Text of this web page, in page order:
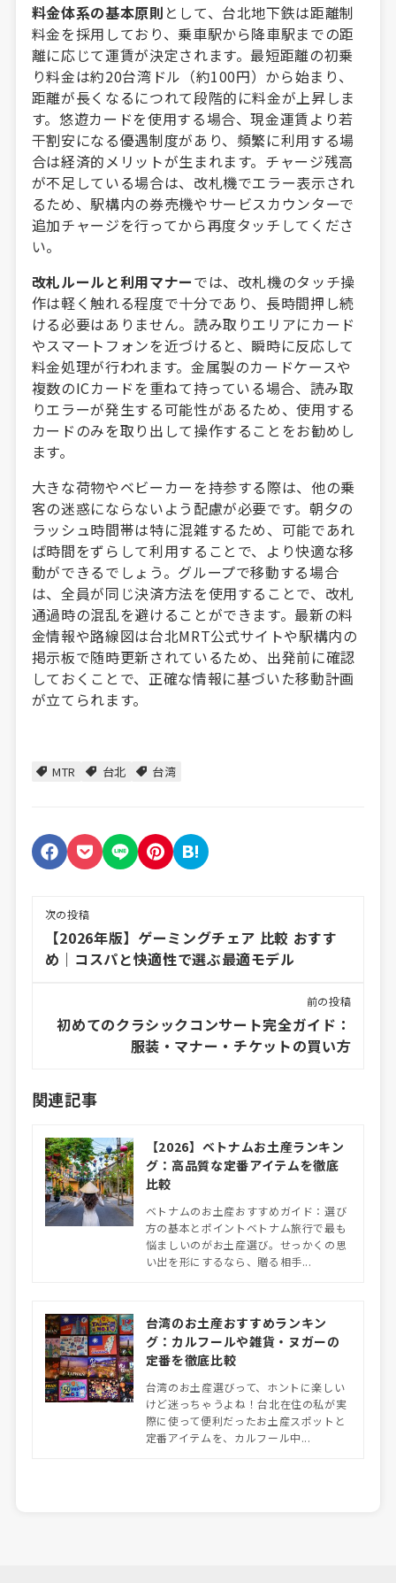
料金体系の基本原則 として、台北地下鉄は距離制
料金を採用しており、乗車駅から降車駅までの距
離に応じて運賃が決定されます。最短距離の初乗
り料金は約20台湾ドル（約100円）から始まり、
距離が長くなるにつれて段階的に料金が上昇しま
す。悠遊カードを使用する場合、現金運賃より若
干割安になる優遇制度があり、頻繁に利用する場
合は経済的メリットが生まれます。チャージ残高
が不足している場合は、改札機でエラー表示され
るため、駅構内の券売機やサービスカウンターで
追加チャージを行ってから再度タッチしてくださ
い。
改札ルールと利用マナーでは、改札機のタッチ操
作は軽く触れる程度で十分であり、長時間押し続
ける必要はありません。読み取りエリアにカード
やスマートフォンを近づけると、瞬時に反応して
料金処理が行われます。金属製のカードケースや
複数のICカードを重ねて持っている場合、読み取
りエラーが発生する可能性があるため、使用する
カードのみを取り出して操作することをお勧めし
ます。
大きな荷物やベビーカーを持参する際は、他の乗
客の迷惑にならないよう配慮が必要です。朝夕の
ラッシュ時間帯は特に混雑するため、可能であれ
ば時間をずらして利用することで、より快適な移
動ができるでしょう。グループで移動する場合
は、全員が同じ決済方法を使用することで、改札
通過時の混乱を避けることができます。最新の料
金情報や路線図は台北MRT公式サイトや駅構内の
掲示板で随時更新されているため、出発前に確認
しておくことで、正確な情報に基づいた移動計画
が立てられます。
MTR 台北 台湾
次の投稿
【2026年版】ゲーミングチェア 比較 おすす
め｜コスパと快適性で選ぶ最適モデル
前の投稿
初めてのクラシックコンサート完全ガイド：
服装・マナー・チケットの買い方
関連記事
【2026】ベトナムお土産ランキン
グ：高品質な定番アイテムを徹底
比較
ベトナムのお土産おすすめガイド：選び
方の基本とポイントベトナム旅行で最も
悩ましいのがお土産選び。せっかくの思
い出を形にするなら、贈る相手...
台湾のお土産おすすめランキン
グ：カルフールや雑貨・ヌガーの
定番を徹底比較
台湾のお土産選びって、ホントに楽しい
けど迷っちゃうよね！台北在住の私が実
際に使って便利だったお土産スポットと
定番アイテムを、カルフール中...